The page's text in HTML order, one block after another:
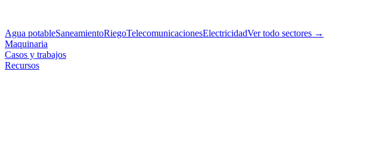
Agua potableSaneamientoRiegoTelecomunicacionesElectricidadVer todo sectores →
Maquinaria
Casos y trabajos
Recursos